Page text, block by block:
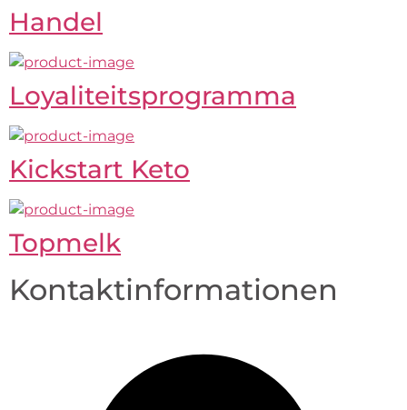
Handel
Loyaliteitsprogramma
Kickstart Keto
Topmelk
Kontaktinformationen